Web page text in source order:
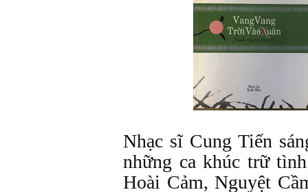
Nhạc sĩ Cung Tiến
những ca khúc trữ
Hoài Cảm, Nguyệt